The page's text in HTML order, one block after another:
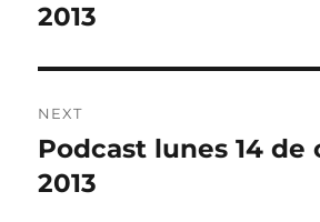
post:
2013
NEXT
Next
post:
Podcast lunes 14 de
2013